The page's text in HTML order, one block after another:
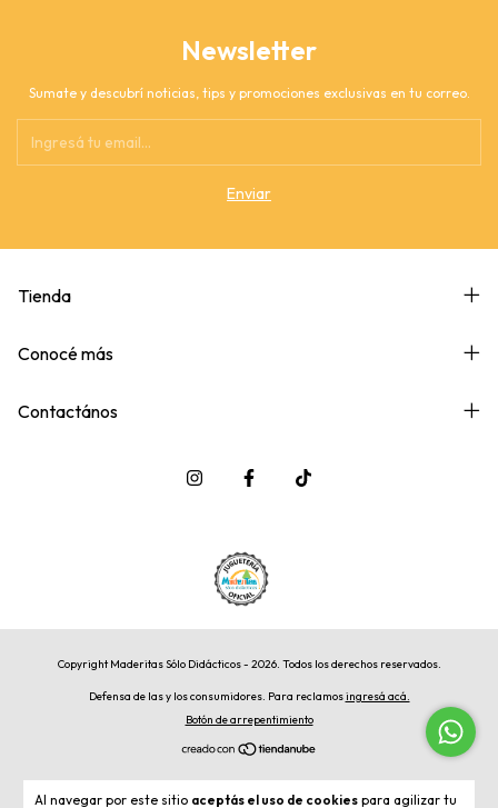
Al navegar por este sitio aceptás el uso de cookies para agilizar tu
Newsletter
Sumate y descubrí noticias, tips y promociones exclusivas en tu correo.
Tienda
Conocé más
Contactános
Copyright Maderitas Sólo Didácticos - 2026. Todos los derechos reservados.
Defensa de las y los consumidores. Para reclamosingresá acá.
Botón de arrepentimiento